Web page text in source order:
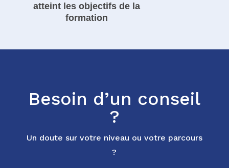
atteint les objectifs de la
formation
Besoin d’un conseil
?
Un doute sur votre niveau ou votre parcours
?